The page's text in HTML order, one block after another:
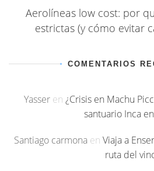
Aerolíneas low cost: por
estrictas (y cómo evitar
COMENTARIOS
Yasser en ¿Crisis en Machu
santuario Inca
Santiago carmona en Viaja a
ruta del